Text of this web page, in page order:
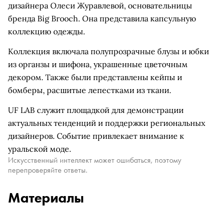
дизайнера Олеси Журавлевой, основательницы
бренда Big Brooch. Она представила капсульную
коллекцию одежды.
Коллекция включала полупрозрачные блузы и юбки
из органзы и шифона, украшенные цветочным
декором. Также были представлены кейпы и
бомберы, расшитые лепестками из ткани.
UF LAB служит площадкой для демонстрации
актуальных тенденций и поддержки региональных
дизайнеров. Событие привлекает внимание к
уральской моде.
Искусственный интеллект может ошибаться, поэтому
перепроверяйте ответы.
Материалы